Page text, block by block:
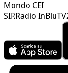
Mondo CEI
SIRRadio InBlu